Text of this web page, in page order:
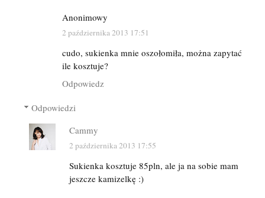
Anonimowy
2 października 2013 17:51
cudo, sukienka mnie oszołomiła, można zapytać
ile kosztuje?
Odpowiedz
Odpowiedzi
Cammy
2 października 2013 17:55
Sukienka kosztuje 85pln, ale ja na sobie mam
jeszcze kamizelkę :)